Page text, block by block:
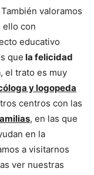
valoramos
ello con
educativo
que la felicidad
, el trato es muy
y logopeda
centros con las
, en las que
en la
a visitarnos
ver nuestras